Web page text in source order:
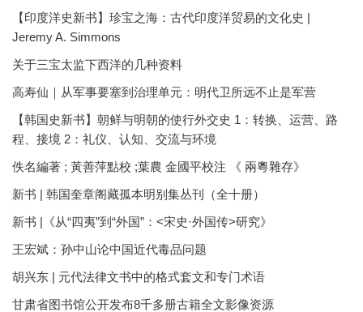
【印度洋史新书】珍宝之海：古代印度洋贸易的文化史 |
Jeremy A. Simmons
关于三宝太监下西洋的几种资料
高寿仙｜从军事要塞到治理单元：明代卫所远不止是军营
【韩国史新书】朝鲜与明朝的使行外交史 1：转换、运营、路
程、接境 2：礼仪、认知、交流与环境
佚名編著 ; 黃善萍點校 ;葉農 金國平校注 《 兩粵雜存》
新书 | 韩国奎章阁藏孤本明别集丛刊（全十册）
新书 |《从“四夷”到“外国”：<宋史·外国传>研究》
王宏斌：孙中山论中国近代毒品问题
胡兴东 | 元代法律文书中的格式套文和专门术语
甘肃省图书馆公开发布8千多册古籍全文影像资源